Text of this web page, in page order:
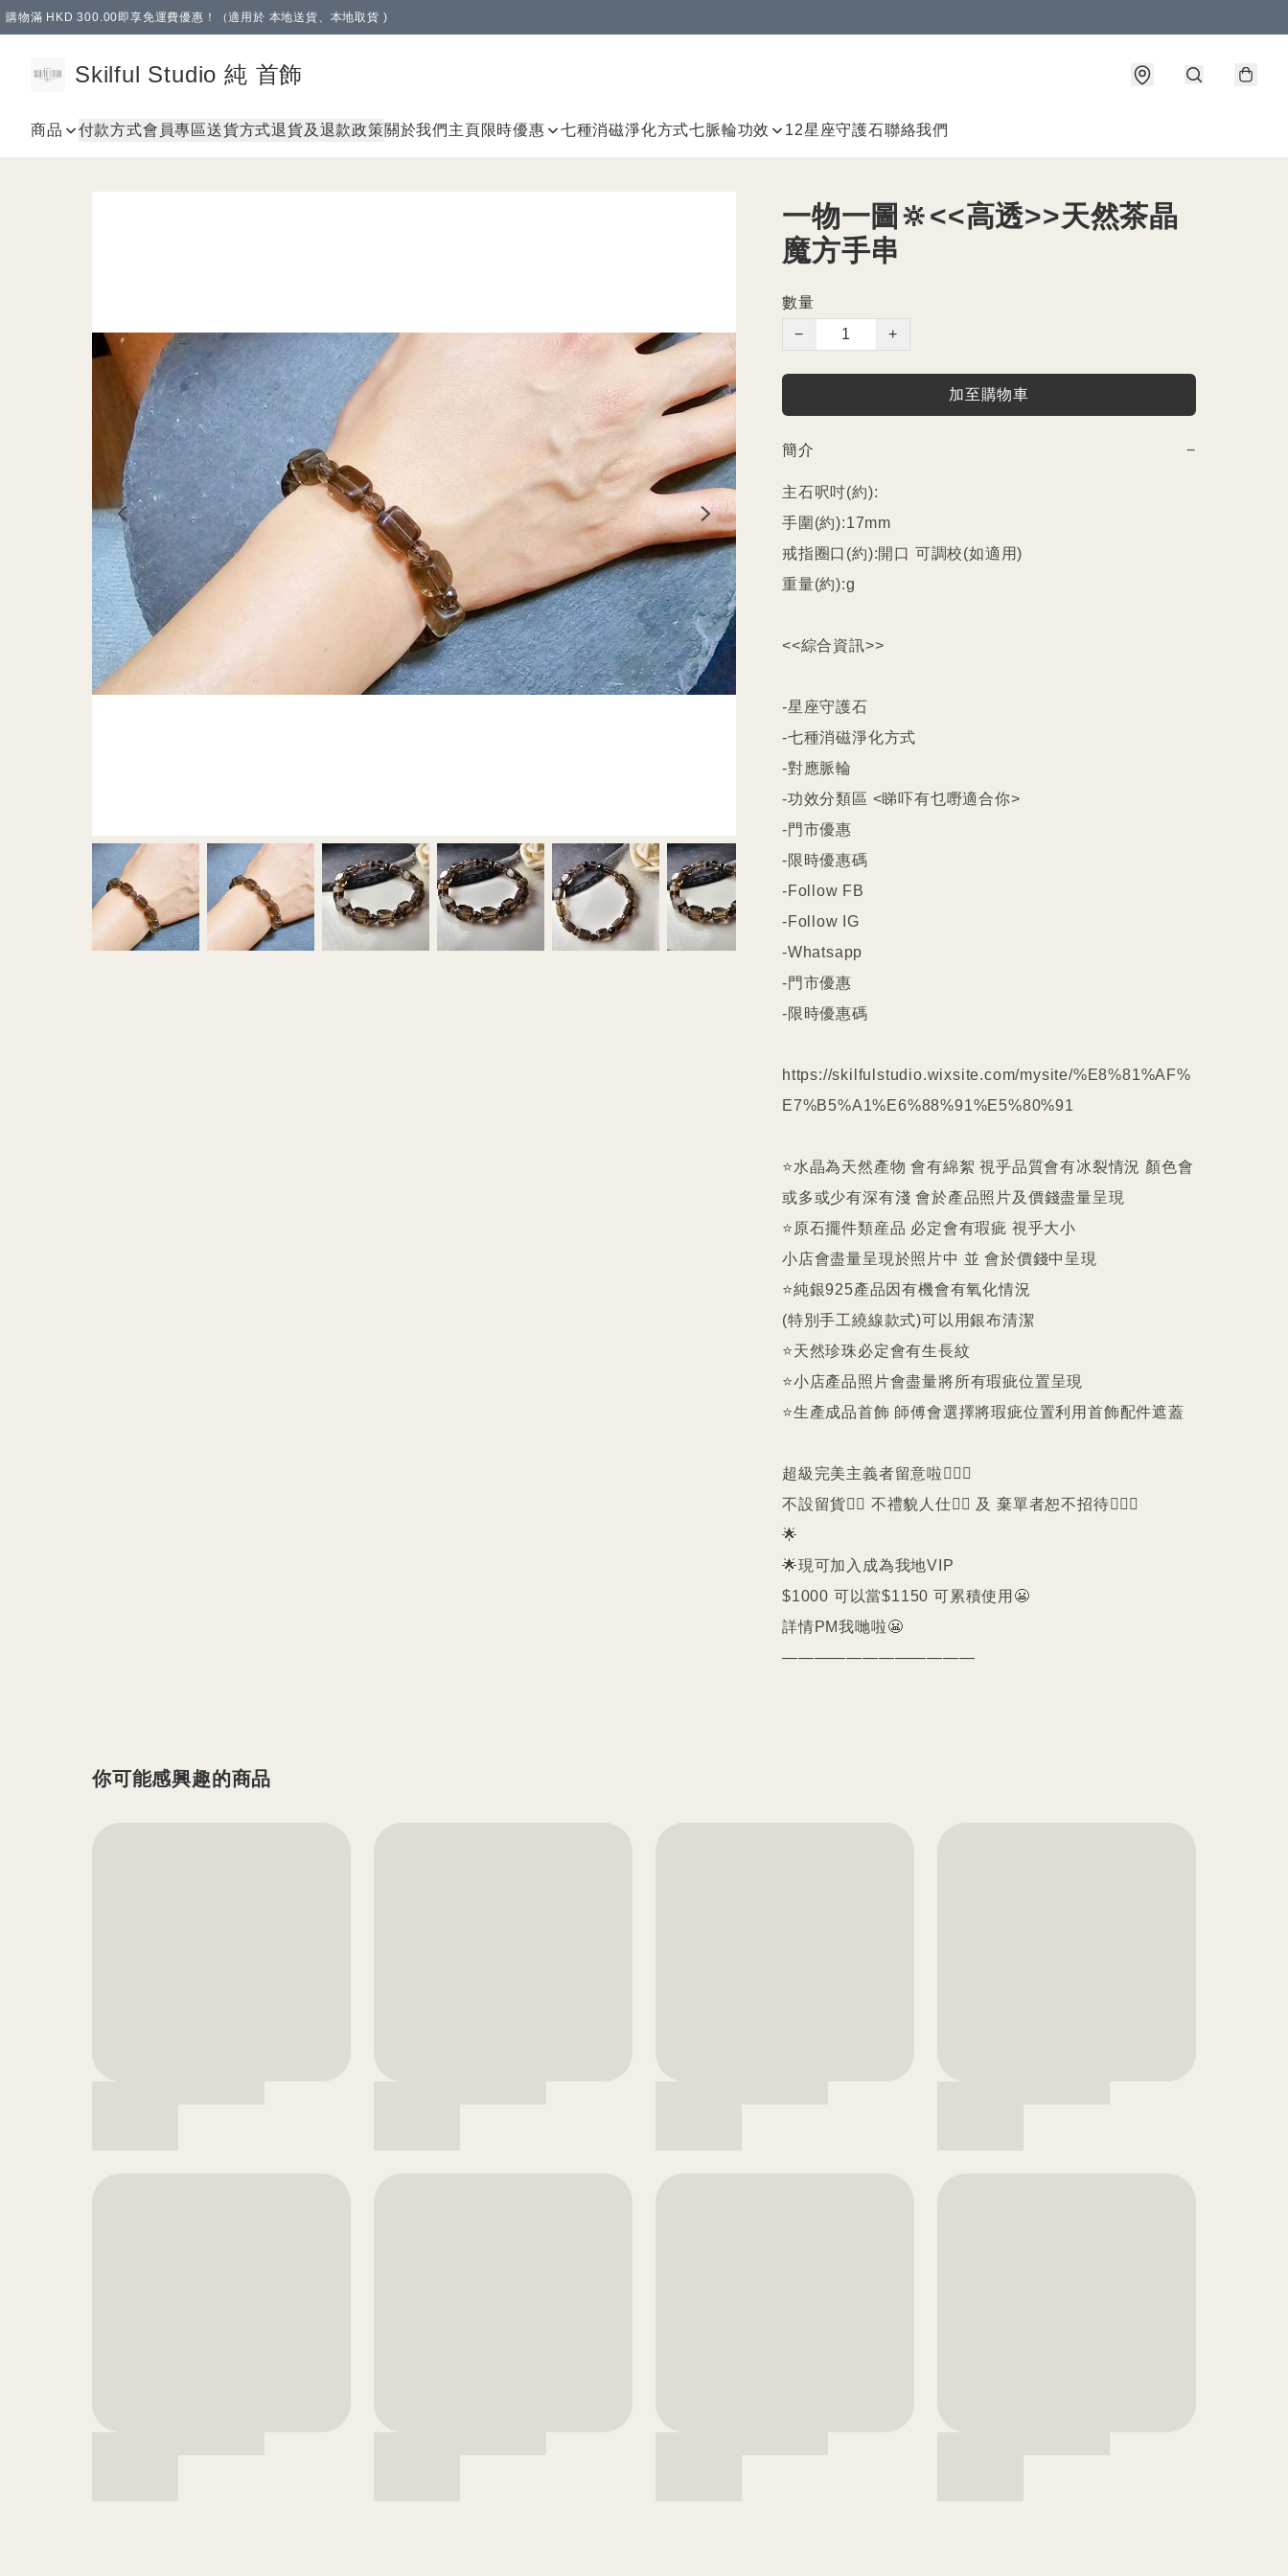
購物滿 HKD 300.00即享免運費優惠！（適用於 本地送貨、本地取貨 )
Skilful Studio 純 首飾
商品 付款方式會員專區送貨方式退貨及退款政策關於我們 主頁限時優惠 七種消磁淨化方式七脈輪功效 12星座守護石聯絡我們
一物一圖🔆<<高透>>天然茶晶
魔方手串
數量
−
+
加至購物車
簡介 −
主石呎吋(約):
手圍(約):17mm
戒指圈口(約):開口 可調校(如適用)
重量(約):g
<<綜合資訊>>
-星座守護石
-七種消磁淨化方式
-對應脈輪
-功效分類區 <睇吓有乜嘢適合你>
-門市優惠
-限時優惠碼
-Follow FB
-Follow IG
-Whatsapp
-門市優惠
-限時優惠碼
https://skilfulstudio.wixsite.com/mysite/%E8%81%AF%
E7%B5%A1%E6%88%91%E5%80%91
⭐️水晶為天然產物 會有綿絮 視乎品質會有冰裂情況 顏色會
或多或少有深有淺 會於產品照片及價錢盡量呈現
⭐️原石擺件類産品 必定會有瑕疵 視乎大小
小店會盡量呈現於照片中 並 會於價錢中呈現
⭐️純銀925產品因有機會有氧化情況
(特別手工繞線款式)可以用銀布清潔
⭐️天然珍珠必定會有生長紋
⭐️小店產品照片會盡量將所有瑕疵位置呈現
⭐️生產成品首飾 師傅會選擇將瑕疵位置利用首飾配件遮蓋
超級完美主義者留意啦🙇🏻‍♀️
不設留貨🙅‍♀️ 不禮貌人仕🙅‍♀️ 及 棄單者恕不招待🙇🏻‍♀️
🌟
🌟現可加入成為我地VIP
$1000 可以當$1150 可累積使用😬
詳情PM我哋啦😬
————————————
你可能感興趣的商品